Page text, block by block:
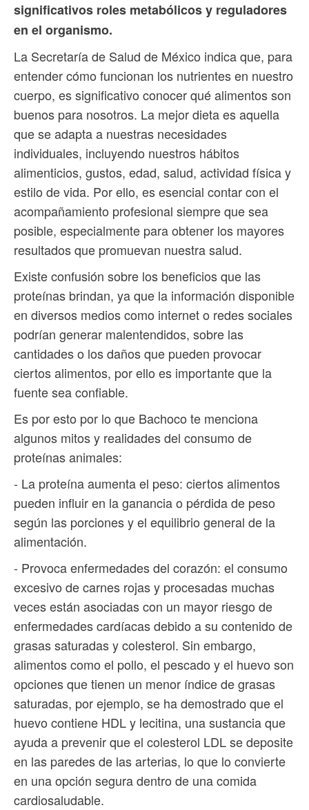
significativos roles metabólicos y reguladores
en el organismo.
La Secretaría de Salud de México indica que, para
entender cómo funcionan los nutrientes en nuestro
cuerpo, es significativo conocer qué alimentos son
buenos para nosotros. La mejor dieta es aquella
que se adapta a nuestras necesidades
individuales, incluyendo nuestros hábitos
alimenticios, gustos, edad, salud, actividad física y
estilo de vida. Por ello, es esencial contar con el
acompañamiento profesional siempre que sea
posible, especialmente para obtener los mayores
resultados que promuevan nuestra salud.
Existe confusión sobre los beneficios que las
proteínas brindan, ya que la información disponible
en diversos medios como internet o redes sociales
podrían generar malentendidos, sobre las
cantidades o los daños que pueden provocar
ciertos alimentos, por ello es importante que la
fuente sea confiable.
Es por esto por lo que Bachoco te menciona
algunos mitos y realidades del consumo de
proteínas animales:
- La proteína aumenta el peso: ciertos alimentos
pueden influir en la ganancia o pérdida de peso
según las porciones y el equilibrio general de la
alimentación.
- Provoca enfermedades del corazón: el consumo
excesivo de carnes rojas y procesadas muchas
veces están asociadas con un mayor riesgo de
enfermedades cardíacas debido a su contenido de
grasas saturadas y colesterol. Sin embargo,
alimentos como el pollo, el pescado y el huevo son
opciones que tienen un menor índice de grasas
saturadas, por ejemplo, se ha demostrado que el
huevo contiene HDL y lecitina, una sustancia que
ayuda a prevenir que el colesterol LDL se deposite
en las paredes de las arterias, lo que lo convierte
en una opción segura dentro de una comida
cardiosaludable.